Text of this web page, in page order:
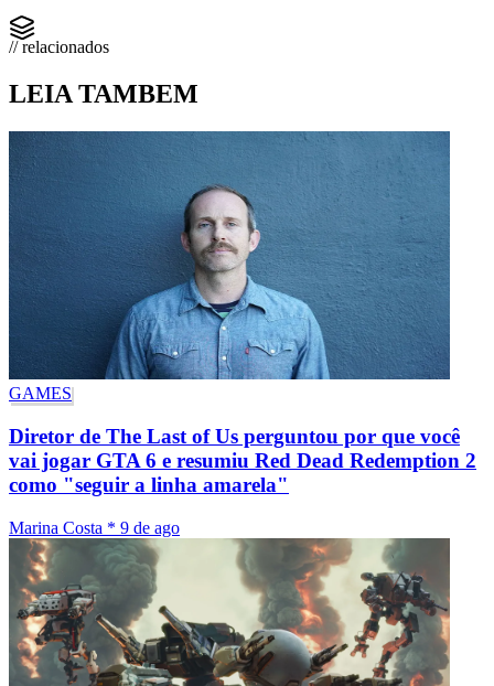
// relacionados
LEIA TAMBEM
GAMES
Diretor de The Last of Us perguntou por que você
vai jogar GTA 6 e resumiu Red Dead Redemption 2
como "seguir a linha amarela"
Marina Costa * 9 de ago